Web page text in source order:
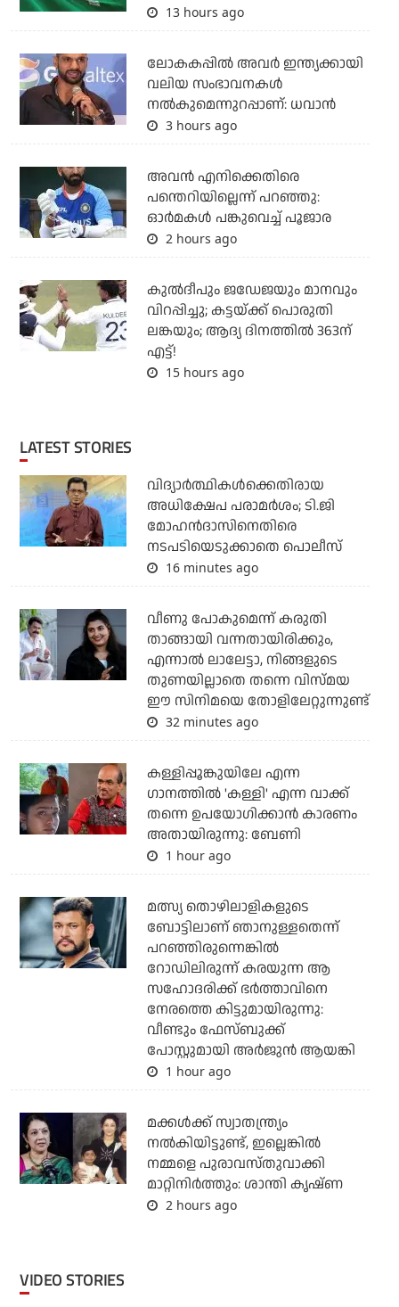
13 hours ago
ലോകകപ്പിൽ അവര്‍ ഇന്ത്യക്കായി
വലിയ സംഭാവനകള്‍
നല്‍കുമെന്നുറപ്പാണ്: ധവാന്‍
3 hours ago
അവന്‍ എനിക്കെതിരെ
പന്തെറിയില്ലെന്ന് പറഞ്ഞു:
ഓര്‍മകള്‍ പങ്കുവെച്ച് പൂജാര
2 hours ago
കുല്‍ദീപും ജഡേജയും മാനവും
വിറപ്പിച്ചു; കട്ടയ്ക്ക് പൊരുതി
ലങ്കയും; ആദ്യ ദിനത്തില്‍ 363ന്
എട്ട്!
15 hours ago
LATEST STORIES
വിദ്യാര്‍ത്ഥികള്‍ക്കെതിരായ
അധിക്ഷേപ പരാമര്‍ശം; ടി.ജി
മോഹന്‍ദാസിനെതിരെ
നടപടിയെടുക്കാതെ പൊലീസ്
16 minutes ago
വീണു പോകുമെന്ന് കരുതി
താങ്ങായി വന്നതായിരിക്കും,
എന്നാല്‍ ലാലേട്ടാ, നിങ്ങളുടെ
തുണയില്ലാതെ തന്നെ വിസ്മയ
ഈ സിനിമയെ തോളിലേറ്റുന്നുണ്ട്
32 minutes ago
കള്ളിപ്പൂങ്കുയിലേ എന്ന
ഗാനത്തിൽ 'കള്ളി' എന്ന വാക്ക്
തന്നെ ഉപയോഗിക്കാൻ കാരണം
അതായിരുന്നു: ബേണി
1 hour ago
മത്സ്യ തൊഴിലാളികളുടെ
ബോട്ടിലാണ് ഞാനുള്ളതെന്ന്
പറഞ്ഞിരുന്നെങ്കില്‍
റോഡിലിരുന്ന് കരയുന്ന ആ
സഹോദരിക്ക് ഭര്‍ത്താവിനെ
നേരത്തെ കിട്ടുമായിരുന്നു:
വീണ്ടും ഫേസ്ബുക്ക്
പോസ്റ്റുമായി അര്‍ജുന്‍ ആയങ്കി
1 hour ago
മക്കൾക്ക് സ്വാതന്ത്ര്യം
നൽകിയിട്ടുണ്ട്, ഇല്ലെങ്കിൽ
നമ്മളെ പുരാവസ്തുവാക്കി
മാറ്റിനിർത്തും: ശാന്തി കൃഷ്ണ
2 hours ago
VIDEO STORIES